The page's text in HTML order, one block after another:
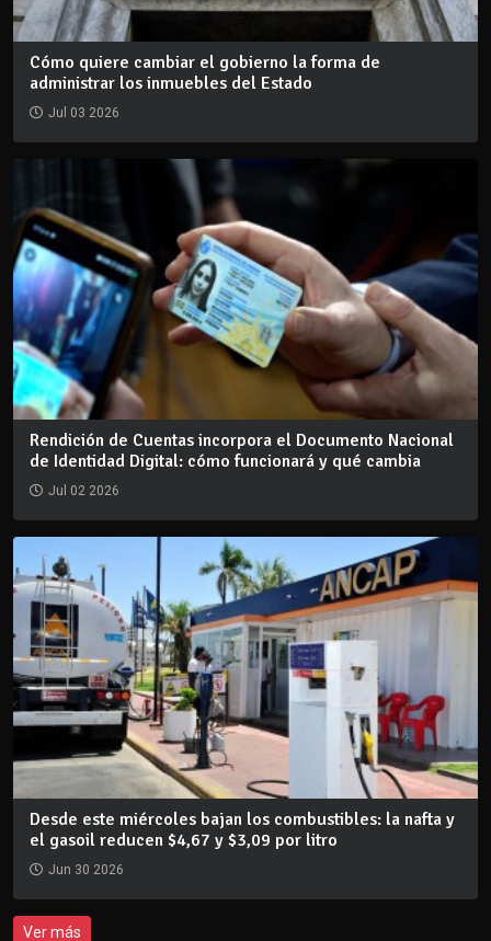
Cómo quiere cambiar el gobierno la forma de
administrar los inmuebles del Estado
Jul 03 2026
Rendición de Cuentas incorpora el Documento Nacional
de Identidad Digital: cómo funcionará y qué cambia
Jul 02 2026
Desde este miércoles bajan los combustibles: la nafta y
el gasoil reducen $4,67 y $3,09 por litro
Jun 30 2026
Ver más